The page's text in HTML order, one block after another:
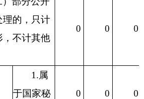
理的，只计
，不计其他
0 0 0
1.属
于国家秘
0 0 0